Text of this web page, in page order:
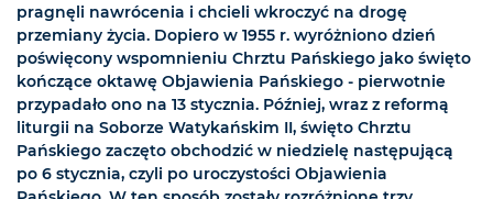
pragnęli nawrócenia i chcieli wkroczyć na drogę
przemiany życia. Dopiero w 1955 r. wyróżniono dzień
poświęcony wspomnieniu Chrztu Pańskiego jako święto
kończące oktawę Objawienia Pańskiego - pierwotnie
przypadało ono na 13 stycznia. Później, wraz z reformą
liturgii na Soborze Watykańskim II, święto Chrztu
Pańskiego zaczęto obchodzić w niedzielę następującą
po 6 stycznia, czyli po uroczystości Objawienia